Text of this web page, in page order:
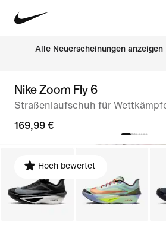
Alle Neuerscheinungen anzeigen
Nike Zoom Fly 6
Straßenlaufschuh für
169,99 €
Hoch bewertet